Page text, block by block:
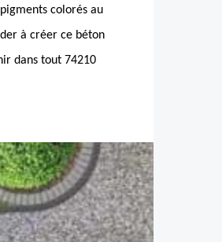
colorés au
à créer ce béton
dans tout 74210